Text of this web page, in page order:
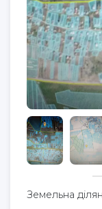
Земельна